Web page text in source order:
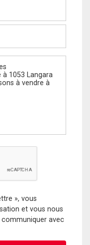
», vous
et vous nous
avec